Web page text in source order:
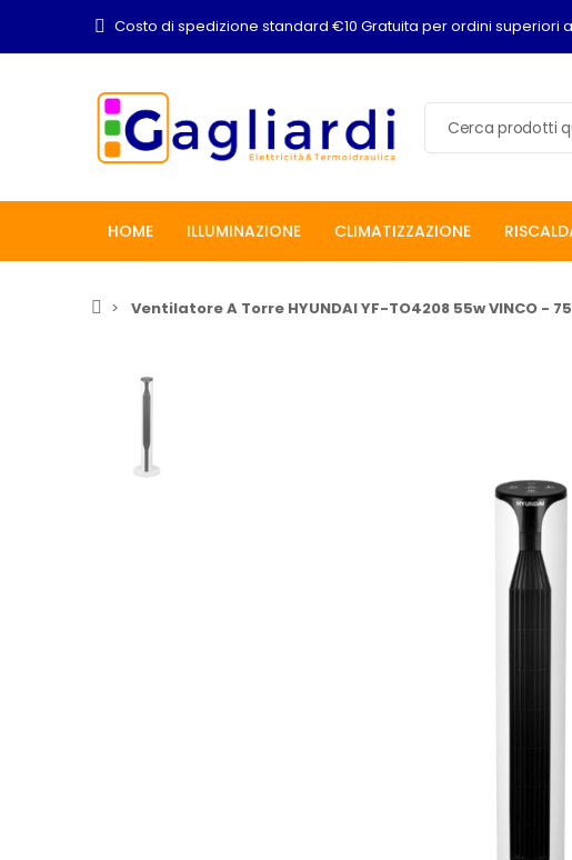
Costo di spedizione standard €10 Gratuita per ordini superiori
HOME ILLUMINAZIONE CLIMATIZZAZIONE
Ventilatore A Torre HYUNDAI YF-TO4208 55w VINCO -